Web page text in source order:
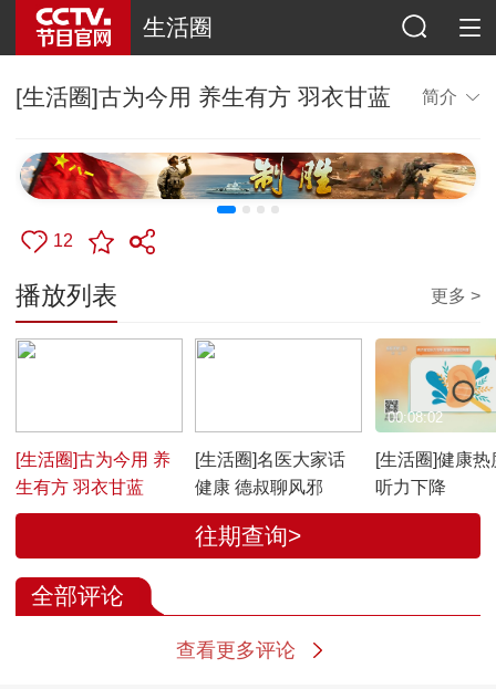
生活圈
[生活圈]古为今用 养生有方 羽衣甘蓝 简介
12
播放列表 更多 >
[生活圈]古为今用 养
生有方 羽衣甘蓝
[生活圈]名医大家话
健康 德叔聊风邪
[生活圈]健康热
听力下降
00:08:02
往期查询>
全部评论
查看更多评论